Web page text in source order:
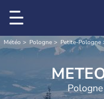
Météo Pologne Petite-Pologne